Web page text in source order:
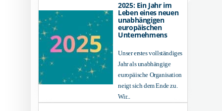
2025: Ein Jahr im
Leben eines neuen
unabhängigen
europäischen
Unternehmens
Unser erstes vollständiges
Jahr als unabhängige
europäische Organisation
neigt sich dem Ende zu.
Wir...